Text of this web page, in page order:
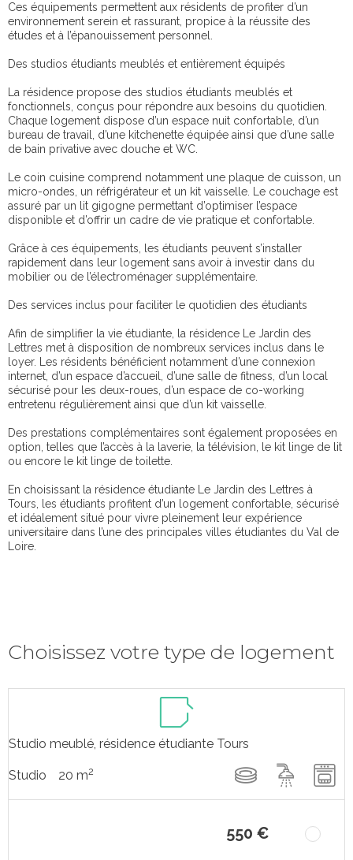
Ces équipements permettent aux résidents de profiter d’un
environnement serein et rassurant, propice à la réussite des
études et à l’épanouissement personnel.
Des studios étudiants meublés et entièrement équipés
La résidence propose des studios étudiants meublés et
fonctionnels, conçus pour répondre aux besoins du quotidien.
Chaque logement dispose d’un espace nuit confortable, d’un
bureau de travail, d’une kitchenette équipée ainsi que d’une salle
de bain privative avec douche et WC.
Le coin cuisine comprend notamment une plaque de cuisson, un
micro-ondes, un réfrigérateur et un kit vaisselle. Le couchage est
assuré par un lit gigogne permettant d’optimiser l’espace
disponible et d’offrir un cadre de vie pratique et confortable.
Grâce à ces équipements, les étudiants peuvent s’installer
rapidement dans leur logement sans avoir à investir dans du
mobilier ou de l’électroménager supplémentaire.
Des services inclus pour faciliter le quotidien des étudiants
Afin de simplifier la vie étudiante, la résidence Le Jardin des
Lettres met à disposition de nombreux services inclus dans le
loyer. Les résidents bénéficient notamment d’une connexion
internet, d’un espace d’accueil, d’une salle de fitness, d’un local
sécurisé pour les deux-roues, d’un espace de co-working
entretenu régulièrement ainsi que d’un kit vaisselle.
Des prestations complémentaires sont également proposées en
option, telles que l’accès à la laverie, la télévision, le kit linge de lit
ou encore le kit linge de toilette.
En choisissant la résidence étudiante Le Jardin des Lettres à
Tours, les étudiants profitent d’un logement confortable, sécurisé
et idéalement situé pour vivre pleinement leur expérience
universitaire dans l’une des principales villes étudiantes du Val de
Loire.
Choisissez votre type de logement
Studio meublé, résidence étudiante Tours
Studio 20 m2
550 €